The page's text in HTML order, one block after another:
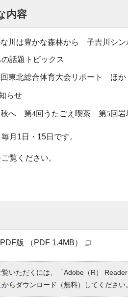
内容
川は豊かな森林から 子吉川シ
話題トピックス
回東北総合体育大会リポート ほか
らせ
へ 第4回うたごえ喫茶 第5回岩
月1日・15日です。
覧ください。
版 （PDF 1.4MB）
いただくには、「Adobe（R）
からダウンロード（無料）してください。